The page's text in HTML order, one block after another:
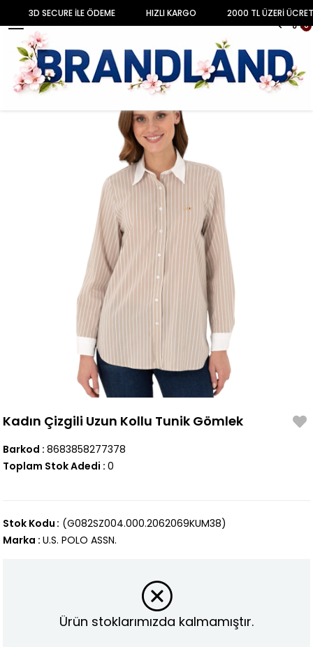
0
Anasayfa KADIN Gömlek & Bluz Kadın Çizgili Uzun Kollu Tunik Gömlek
Kadın Çizgili Uzun Kollu Tunik Gömlek
Barkod : 8683858277378
Toplam Stok Adedi : 0
(G082SZ004.000.2062069KUM38)
Stok Kodu
Marka : U.S. POLO ASSN.
Ürün stoklarımızda kalmamıştır.
3D SECURE İLE ÖDEME HIZLI KARGO 2000 TL ÜZERİ